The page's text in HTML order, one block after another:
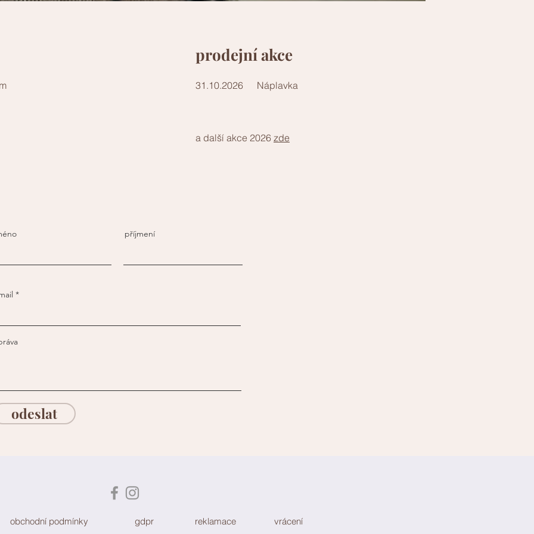
prodejní akce
31.10.2026 Náplavka
a další akce 2026 zde
příjmení
odeslat
obchodní podmínky gdpr reklamace vrácení